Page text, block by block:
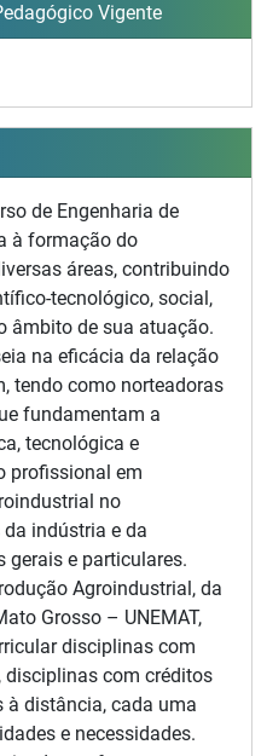
Vigente
de Engenharia de
à formação do
áreas, contribuindo
tecnológico, social,
âmbito de sua atuação.
na eficácia da relação
tendo como norteadoras
fundamentam a
tecnológica e
profissional em
no
indústria e da
gerais e particulares.
Agroindustrial, da
Grosso – UNEMAT,
disciplinas com
com créditos
à distância, cada uma
e necessidades.